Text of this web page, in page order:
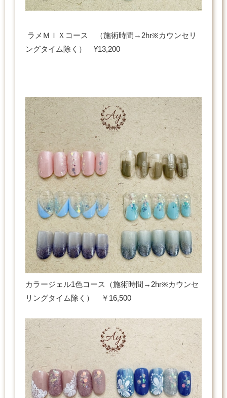
ラメＭＩＸコース （施術時間→2hr※カウンセリ
ングタイム除く） ¥13,200
カラージェル1色コース（施術時間→2hr※カウンセ
リングタイム除く） ￥16,500